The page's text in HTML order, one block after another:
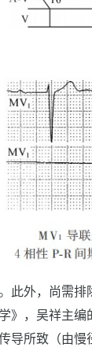
此外，尚需排
学》，吴祥主
导所致（由慢